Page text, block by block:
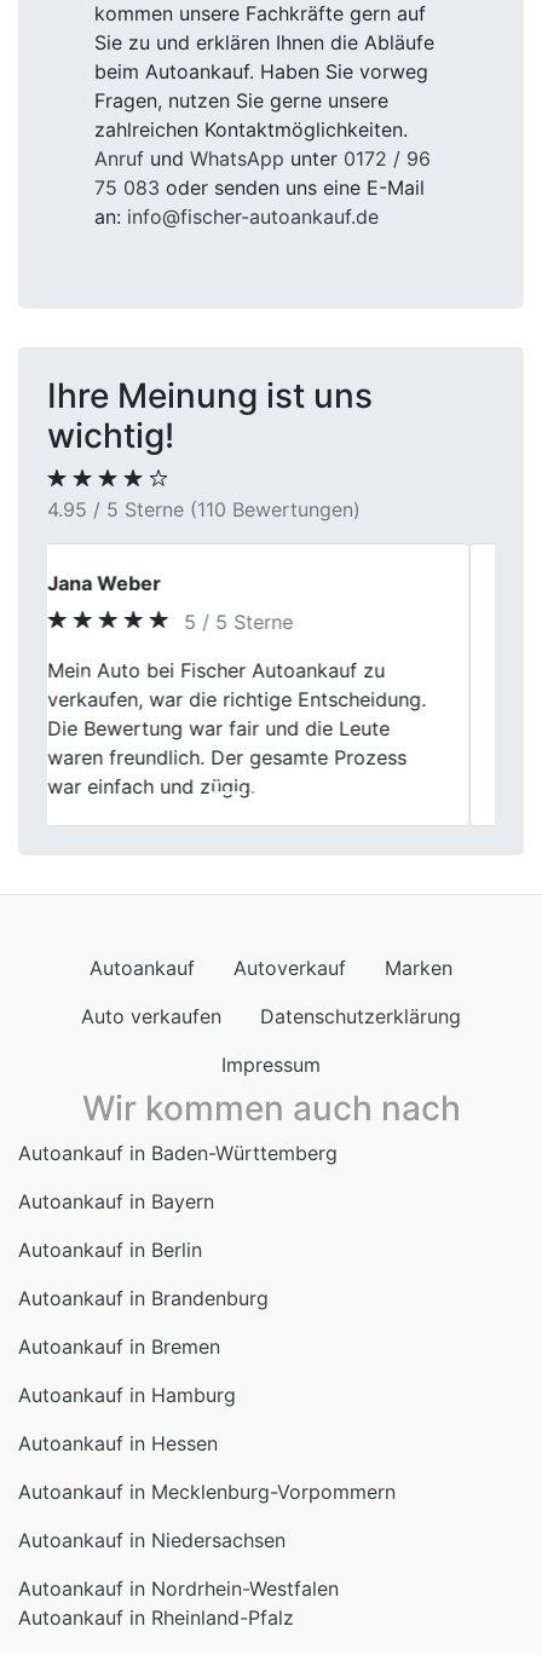
kommen unsere Fachkräfte gern auf
Sie zu und erklären Ihnen die Abläufe
beim Autoankauf. Haben Sie vorweg
Fragen, nutzen Sie gerne unsere
zahlreichen Kontaktmöglichkeiten.
Anruf und WhatsApp unter 0172 / 96
75 083 oder senden uns eine E-Mail
an: info@fischer-autoankauf.de
Ihre Meinung ist uns
wichtig!
4.95 / 5 Sterne (110 Bewertungen)
Daniel Frey
5 / 5 Sterne
Musste meinen Wagen abgeben und hab
mich für das Fischer Autoankauf
entschieden. Die Kommunikation war super
klar, nix Übertriebenes. Preis war okay,
Ablauf lief rund.
Previous
Autoankauf Autoverkauf
Marken
Auto verkaufen
Datenschutzerklärung
Impressum
Wir kommen auch nach
Autoankauf in Baden-Württemberg
Autoankauf in Bayern
Autoankauf in Berlin
Autoankauf in Brandenburg
Autoankauf in Bremen
Autoankauf in Hamburg
Autoankauf in Hessen
Autoankauf in Mecklenburg-Vorpommern
Autoankauf in Niedersachsen
Autoankauf in Nordrhein-Westfalen
Autoankauf in Rheinland-Pfalz